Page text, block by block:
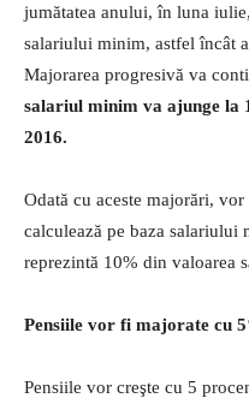
jumătatea anului, în luna
salariului minim, astfel încât
Majorarea progresivă va
salariul minim va ajunge la
2016.
Odată cu aceste majorări, vor
calculează pe baza salariului
reprezintă 10% din valoarea
Pensiile vor fi majorate cu
Pensiile vor creşte cu 5